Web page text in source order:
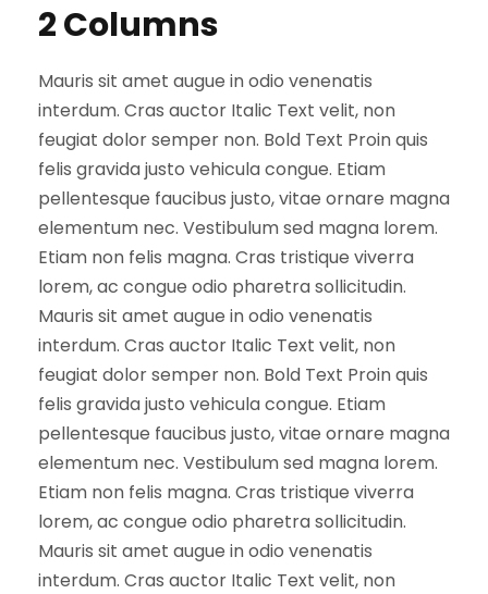
2 Columns
Mauris sit amet augue in odio venenatis
interdum. Cras auctor Italic Text velit, non
feugiat dolor semper non. Bold Text Proin quis
felis gravida justo vehicula congue. Etiam
pellentesque faucibus justo, vitae ornare magna
elementum nec. Vestibulum sed magna lorem.
Etiam non felis magna. Cras tristique viverra
lorem, ac congue odio pharetra sollicitudin.
Mauris sit amet augue in odio venenatis
interdum. Cras auctor Italic Text velit, non
feugiat dolor semper non. Bold Text Proin quis
felis gravida justo vehicula congue. Etiam
pellentesque faucibus justo, vitae ornare magna
elementum nec. Vestibulum sed magna lorem.
Etiam non felis magna. Cras tristique viverra
lorem, ac congue odio pharetra sollicitudin.
Mauris sit amet augue in odio venenatis
interdum. Cras auctor Italic Text velit, non